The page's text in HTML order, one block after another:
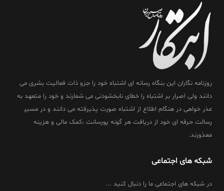
روزنامه نگاران این بنگاه رسانه ای اشتباه خود را جزو ذات فعالیت بشری می
دانند ولی اصرار بر اشتباه را خطای نابخشودنی می شمارند و خود را متعهد به
عذر خواهی در هنگام اطلاع از اشتباه صورت پذیرفته می دانند و در مسیر
رسالت حرفه ای خود از دریافت هر گونه پورسانت ،کمک مالی و هزینه
معذورند.
شبکه های اجتماعی
در شبکه های اجتماعی ما را دنبال کنید ...